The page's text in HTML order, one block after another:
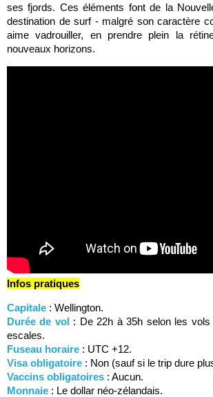
ses fjords. Ces éléments font de la
destination de surf - malgré son caractère
aime vadrouiller, en prendre plein la
nouveaux horizons.
Infos pratiques
Capitale : Wellington.
Durée de vol : De 22h à 35h selon les vols
escales.
Fuseau horaire : UTC +12.
Visa obligatoire : Non (sauf si le trip dure
Vaccins obligatoires : Aucun.
Monnaie : Le dollar néo-zélandais.